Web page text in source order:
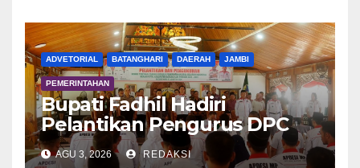
ADVETORIAL BATANGHARI DAERAH JAMBI
PEMERINTAHAN
Bupati Fadhil Hadiri
Pelantikan Pengurus DPC
APDESI MP
AGU 3, 2026 REDAKSI